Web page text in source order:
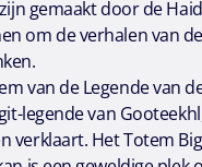
gemaakt door de
om de verhalen van
van de Legende van
legende van
verklaart. Het Totem